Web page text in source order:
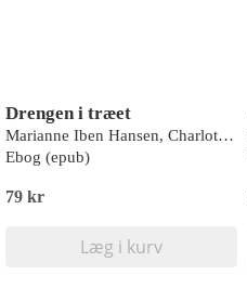
Drengen i træet
Marianne Iben Hansen, Charlotte Pardi
Ebog (epub)
79 kr
Læg i kurv